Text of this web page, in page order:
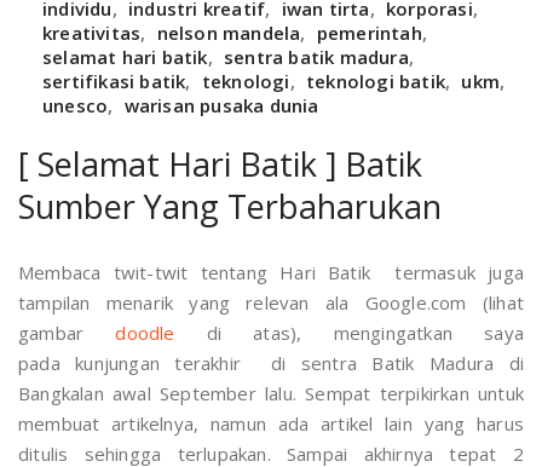
individu, industri kreatif, iwan tirta, korporasi,
kreativitas, nelson mandela, pemerintah,
selamat hari batik, sentra batik madura,
sertifikasi batik, teknologi, teknologi batik, ukm,
unesco, warisan pusaka dunia
[ Selamat Hari Batik ] Batik
Sumber Yang Terbaharukan
Membaca twit-twit tentang Hari Batik termasuk juga
tampilan menarik yang relevan ala Google.com (lihat
gambardoodle di atas), mengingatkan saya
pada kunjungan terakhir di sentra Batik Madura di
Bangkalan awal September lalu. Sempat terpikirkan untuk
membuat artikelnya, namun ada artikel lain yang harus
ditulis sehingga terlupakan. Sampai akhirnya tepat 2